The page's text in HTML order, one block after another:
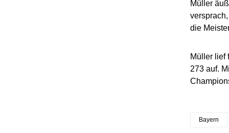
Müller
die
Müller lief
273 auf.
Bayern